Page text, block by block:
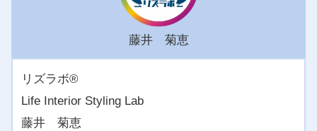
藤井 菊恵
リズラボ®️
Life Interior Styling Lab
藤井 菊恵